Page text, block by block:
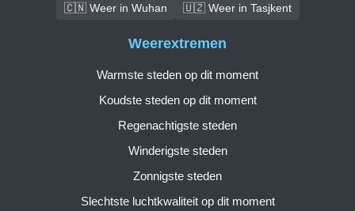
🇨🇳 Weer in Wuhan
🇺🇿 Weer in Tasjkent
Weerextremen
Warmste steden op dit moment
Koudste steden op dit moment
Regenachtigste steden
Winderigste steden
Zonnigste steden
Slechtste luchtkwaliteit op dit moment